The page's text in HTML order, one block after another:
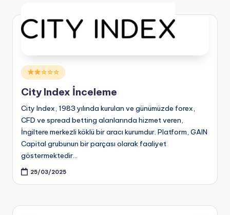
Posted
in
☆☆☆
City Index İnceleme
City Index, 1983 yılında kurulan ve günümüzde forex,
CFD ve spread betting alanlarında hizmet veren,
İngiltere merkezli köklü bir aracı kurumdur. Platform, GAIN
Capital grubunun bir parçası olarak faaliyet
göstermektedir…
25/03/2025